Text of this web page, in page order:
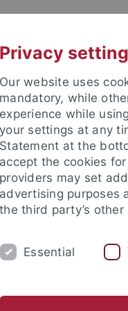
Fakultät
FORSCHUNG
WiWi
Privacy
Our website uses
mandatory, while
experience while
your settings at any
Statement at the
accept the cookies
providers may set
advertising purposes
the third party’s other
Essential